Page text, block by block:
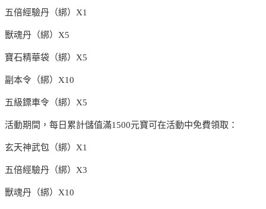
五倍經驗丹（綁）X1
獸魂丹（綁）X5
寶石精華袋（綁）X5
副本令（綁）X10
五級鏢車令（綁）X5
活動期間，每日累計儲值滿1500元寶可在活動中免費領取：
玄天神武包（綁）X1
五倍經驗丹（綁）X3
獸魂丹（綁）X10